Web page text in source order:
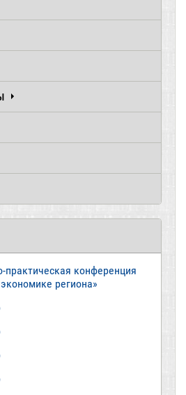
практическая конференция
региона»